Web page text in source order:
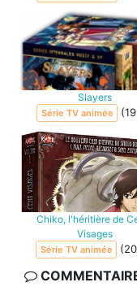
Slayers
Série TV animée
Chiko, l'héritière de
Visages
Série TV animée